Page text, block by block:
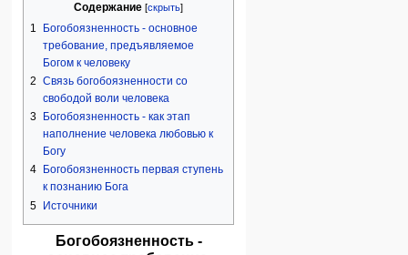
Содержание
1
Богобоязненность - основное
требование, предъявляемое
Богом к человеку
2 Связь богобоязненности со
свободой воли человека
3
Богобоязненность - как этап
наполнение человека любовью к
Богу
4
Богобоязненность первая ступень
к познанию Бога
5 Источники
Богобоязненность -